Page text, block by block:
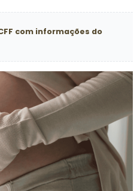
com informações do